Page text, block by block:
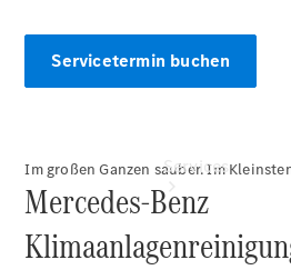
Services
Servicetermin buchen
Im großen Ganzen sauber. Im
Mercedes‑Benz